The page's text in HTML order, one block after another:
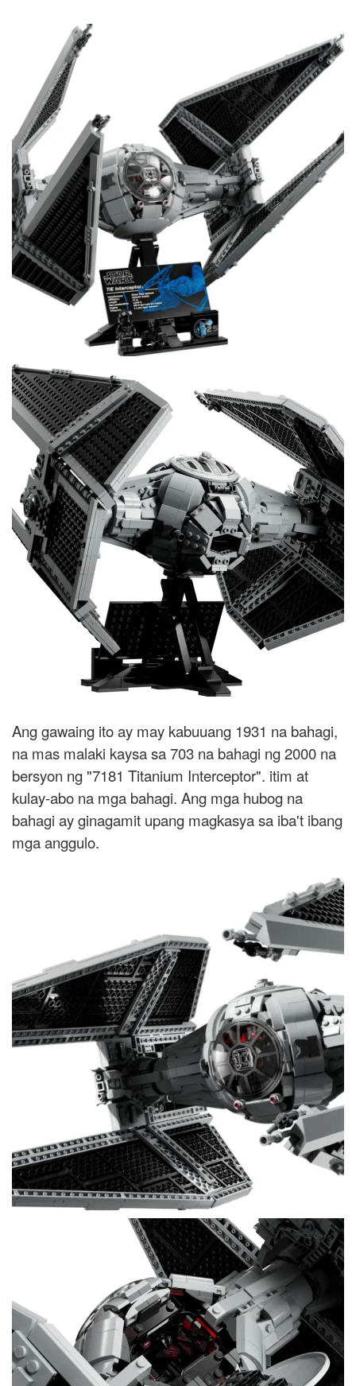
Ang gawaing ito ay may kabuuang 1931 na bahagi,
na mas malaki kaysa sa 703 na bahagi ng 2000 na
bersyon ng "7181 Titanium Interceptor". itim at
kulay-abo na mga bahagi. Ang mga hubog na
bahagi ay ginagamit upang magkasya sa iba't ibang
mga anggulo.